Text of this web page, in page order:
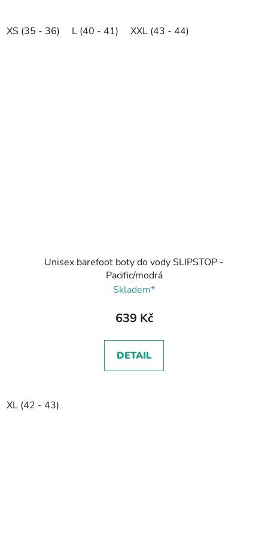
XS (35 - 36) L (40 - 41) XXL (43 - 44)
Unisex barefoot boty do vody SLIPSTOP -
Pacific/modrá
Skladem*
639 Kč
DETAIL
XL (42 - 43)